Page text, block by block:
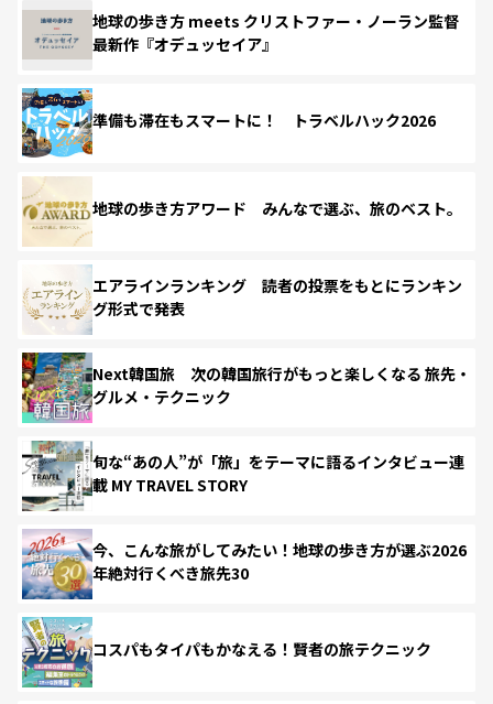
地球の歩き方 meets クリストファー・ノーラン監督
最新作『オデュッセイア』
準備も滞在もスマートに！ トラベルハック2026
地球の歩き方アワード みんなで選ぶ、旅のベスト。
エアラインランキング 読者の投票をもとにランキン
グ形式で発表
Next韓国旅 次の韓国旅行がもっと楽しくなる 旅先・
グルメ・テクニック
旬な“あの人”が「旅」をテーマに語るインタビュー連
載 MY TRAVEL STORY
今、こんな旅がしてみたい！地球の歩き方が選ぶ2026
年絶対行くべき旅先30
コスパもタイパもかなえる！賢者の旅テクニック